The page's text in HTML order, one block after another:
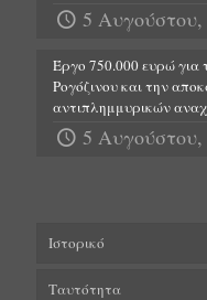
5 Αυγούστου,
Έργο 750.000 ευρώ για
Ρογόζινου και την
αντιπλημμυρικών
5 Αυγούστου,
Ιστορικό
Ταυτότητα